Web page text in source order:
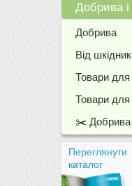
Добрива і
Добрива
Від
Товари
Товари для
✂️ Добрива
Переглянути
каталог